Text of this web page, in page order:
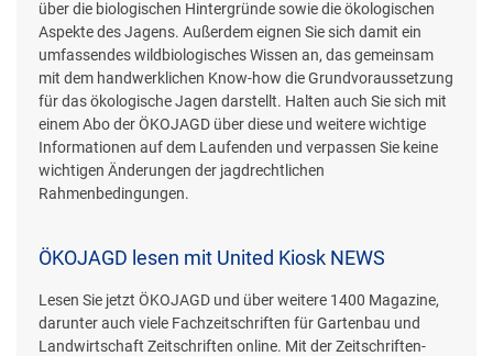
über die biologischen Hintergründe sowie die ökologischen
Aspekte des Jagens. Außerdem eignen Sie sich damit ein
umfassendes wildbiologisches Wissen an, das gemeinsam
mit dem handwerklichen Know-how die Grundvoraussetzung
für das ökologische Jagen darstellt. Halten auch Sie sich mit
einem Abo der ÖKOJAGD über diese und weitere wichtige
Informationen auf dem Laufenden und verpassen Sie keine
wichtigen Änderungen der jagdrechtlichen
Rahmenbedingungen.
ÖKOJAGD lesen mit United Kiosk NEWS
Lesen Sie jetzt ÖKOJAGD und über weitere 1400 Magazine,
darunter auch viele Fachzeitschriften für Gartenbau und
Landwirtschaft Zeitschriften online. Mit der Zeitschriften-